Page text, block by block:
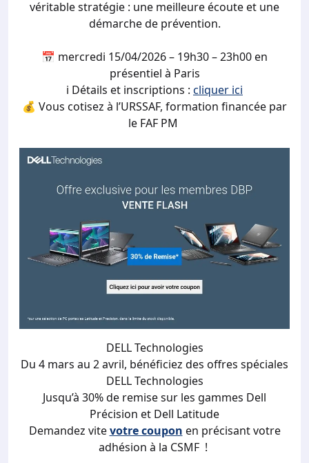
véritable stratégie : une meilleure écoute et une
démarche de prévention.
📅 mercredi 15/04/2026 – 19h30 – 23h00 en
présentiel à Paris
ℹ️ Détails et inscriptions : cliquer ici
💰 Vous cotisez à l’URSSAF, formation financée par
le FAF PM
DELL Technologies
Du 4 mars au 2 avril, bénéficiez des offres spéciales
DELL Technologies
Jusqu’à 30% de remise sur les gammes Dell
Précision et Dell Latitude
Demandez vitevotre coupon en précisant votre
adhésion à la CSMF !